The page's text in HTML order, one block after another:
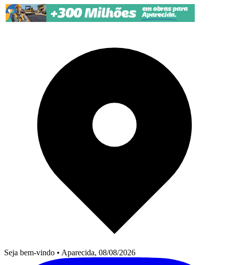
Pular para o conteúdo
Seja bem-vindo • Aparecida, 08/08/2026